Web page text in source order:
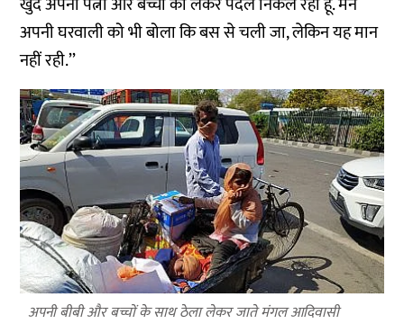
अपनी घरवाली को भी बोला कि बस से चली जा, लेकिन यह मान
नहीं रही.’’
अपनी बीबी और बच्चों के साथ ठेला लेकर जाते मंगल आदिवासी